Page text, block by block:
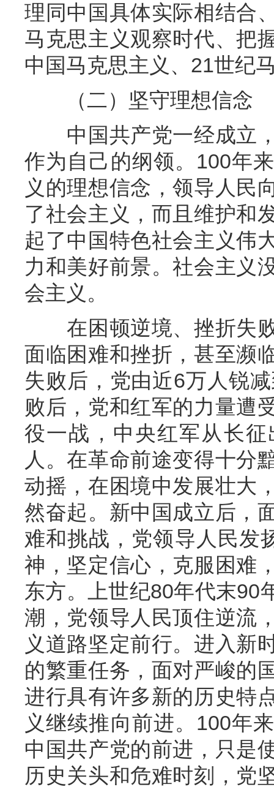
理同中国具体实际相结合
马克思主义观察时代、把
中国马克思主义、21世纪
（二）坚守理想信念
中国共产党一经成立，
作为自己的纲领。100年
义的理想信念，领导人民
了社会主义，而且维护和
起了中国特色社会主义伟
力和美好前景。社会主义
会主义。
在困顿逆境、挫折失败
面临困难和挫折，甚至濒
失败后，党由近6万人锐
败后，党和红军的力量遭
役一战，中央红军从长
人。在革命前途变得十分
动摇，在困境中发展壮大
然奋起。新中国成立后，
难和挑战，党领导人民发
神，坚定信心，克服困难
东方。上世纪80年代末90
潮，党领导人民顶住逆流
义道路坚定前行。进入新
的繁重任务，面对严峻的
进行具有许多新的历史特
义继续推向前进。100年
中国共产党的前进，只是
历史关头和危难时刻，党